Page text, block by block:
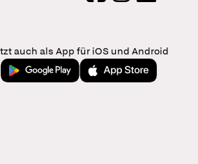
auch als App für iOS und Android
Jetzt bei Google PlayLaden im App Store